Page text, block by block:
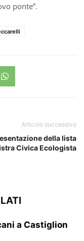
ponte”.
Articolo successivo
della lista
Civica Ecologista
a Castiglion